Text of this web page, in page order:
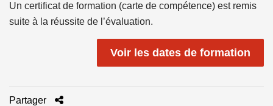
Un certificat de formation (carte de compétence) est remis
suite à la réussite de l’évaluation.
Voir les dates de formation
Partager